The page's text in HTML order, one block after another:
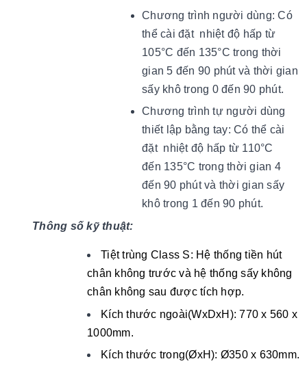
Chương trình người dùng: Có
thể cài đặt nhiệt độ hấp từ
105°C đến 135°C trong thời
gian 5 đến 90 phút và thời gian
sấy khô trong 0 đến 90 phút.
Chương trình tự người dùng
thiết lập bằng tay: Có thể cài
đặt nhiệt độ hấp từ 110°C
đến 135°C trong thời gian 4
đến 90 phút và thời gian sấy
khô trong 1 đến 90 phút.
Thông số kỹ thuật:
Tiệt trùng Class S: Hệ thống tiền hút
chân không trước và hệ thống sấy không
chân không sau được tích hợp.
Kích thước ngoài(WxDxH): 770 x 560 x
1000mm.
Kích thước trong(ØxH): Ø350 x 630mm.